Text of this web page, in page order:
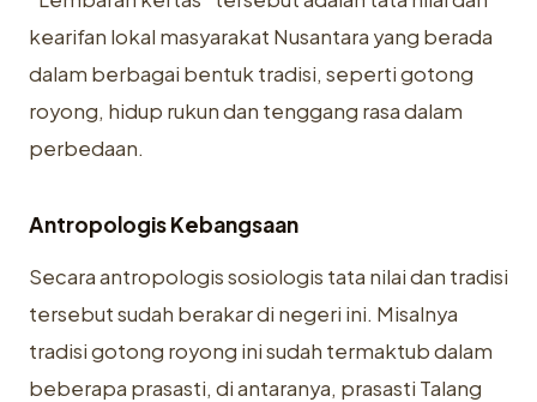
kearifan lokal masyarakat Nusantara yang berada
dalam berbagai bentuk tradisi, seperti gotong
royong, hidup rukun dan tenggang rasa dalam
perbedaan.
Antropologis Kebangsaan
Secara antropologis sosiologis tata nilai dan tradisi
tersebut sudah berakar di negeri ini. Misalnya
tradisi gotong royong ini sudah termaktub dalam
beberapa prasasti, di antaranya, prasasti Talang